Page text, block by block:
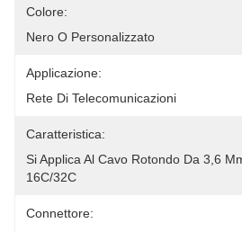
Colore:
Nero O Personalizzato
Applicazione:
Rete Di Telecomunicazioni
Caratteristica:
Si Applica Al Cavo Rotondo Da 3,6
16C/32C
Connettore: